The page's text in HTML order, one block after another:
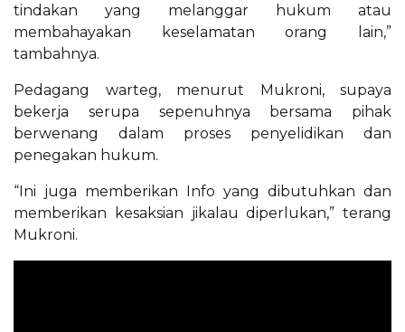
tindakan yang melanggar hukum atau
membahayakan keselamatan orang lain,”
tambahnya.
Pedagang warteg, menurut Mukroni, supaya
bekerja serupa sepenuhnya bersama pihak
berwenang dalam proses penyelidikan dan
penegakan hukum.
“Ini juga memberikan Info yang dibutuhkan dan
memberikan kesaksian jikalau diperlukan,” terang
Mukroni.